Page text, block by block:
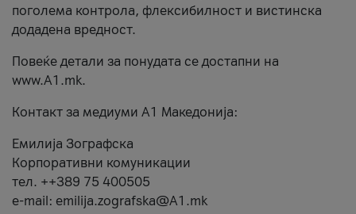
поголема контрола, флексибилност и вистинска
додадена вредност.
Повеќе детали за понудата се достапни на
www.А1.mk.
Контакт за медиуми А1 Македонија:
Емилија Зографска
Корпоративни комуникации
тел. ++389 75 400505
e-mail: emilija.zografska@A1.mk